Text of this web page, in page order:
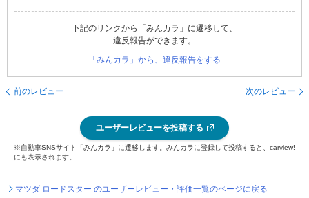
下記のリンクから「みんカラ」に遷移して、
違反報告ができます。
「みんカラ」から、違反報告をする
前のレビュー 次のレビュー
ユーザーレビューを投稿する
※自動車SNSサイト「みんカラ」に遷移します。みんカラに登録して投稿すると、carview!
にも表示されます。
マツダ ロードスター のユーザーレビュー・評価一覧のページに戻る